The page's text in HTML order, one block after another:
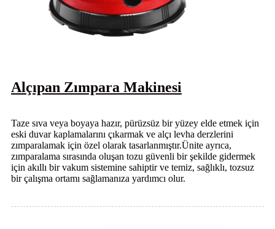
Alçıpan Zımpara Makinesi
Taze sıva veya boyaya hazır, pürüzsüz bir yüzey elde etmek için
eski duvar kaplamalarını çıkarmak ve alçı levha derzlerini
zımparalamak için özel olarak tasarlanmıştır.Ünite ayrıca,
zımparalama sırasında oluşan tozu güvenli bir şekilde gidermek
için akıllı bir vakum sistemine sahiptir ve temiz, sağlıklı, tozsuz
bir çalışma ortamı sağlamanıza yardımcı olur.